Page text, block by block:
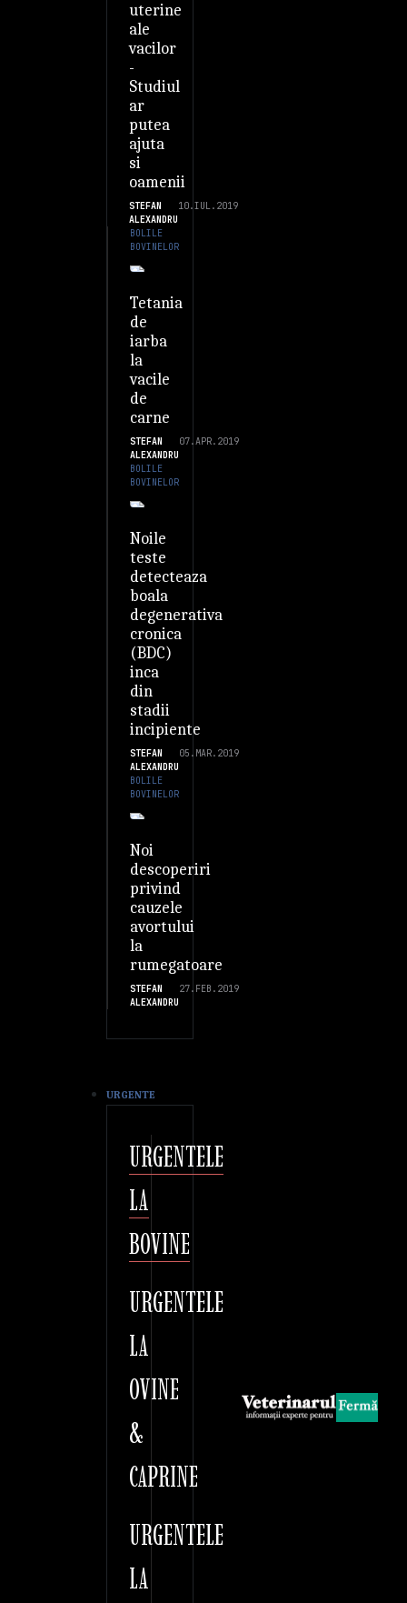
uterine
ale
vacilor
-
Studiul
ar
putea
ajuta
si
oamenii
STEFAN
ALEXANDRU
10.IUL.2019
BOLILE
BOVINELOR
Tetania
de
iarba
la
vacile
de
carne
STEFAN
ALEXANDRU
07.APR.2019
BOLILE
BOVINELOR
Noile
teste
detecteaza
boala
degenerativa
cronica
(BDC)
inca
din
stadii
incipiente
STEFAN
ALEXANDRU
05.MAR.2019
BOLILE
BOVINELOR
Noi
descoperiri
privind
cauzele
avortului
la
rumegatoare
STEFAN
ALEXANDRU
27.FEB.2019
URGENTE
URGENTELE
LA
BOVINE
URGENTELE
LA
OVINE
&
CAPRINE
URGENTELE
LA